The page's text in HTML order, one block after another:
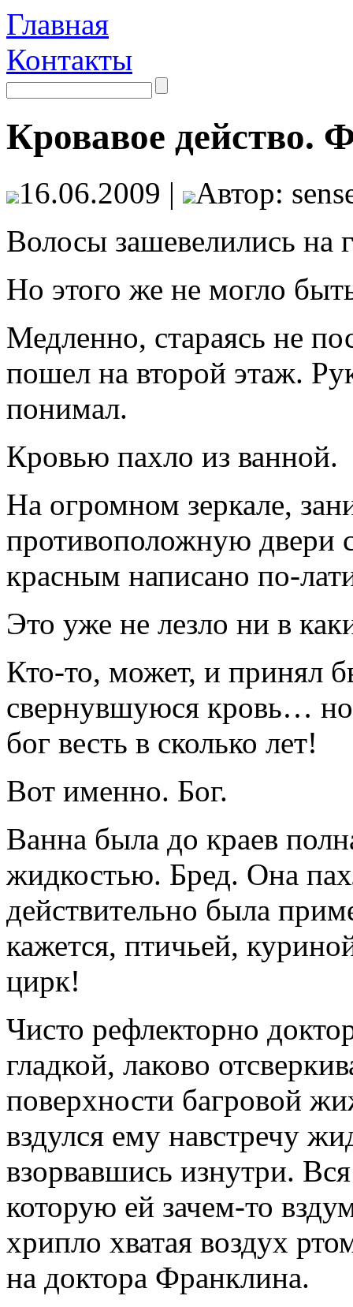
Главная
Контакты
Кровавое действо.
16.06.2009 |
Автор:
Волосы зашевелились на
Но этого же не могло
Медленно, стараясь не
пошел на второй этаж.
понимал.
Кровью пахло из ванной.
На огромном зеркале,
противоположную двери
красным написано по-
Это уже не лезло ни в
Кто-то, может, и принял
свернувшуюся кровь…
бог весть в сколько лет!
Вот именно. Бог.
Ванна была до краев
жидкостью. Бред. Она
действительно была
кажется, птичьей,
цирк!
Чисто рефлекторно
гладкой, лаково
поверхности багровой
вздулся ему навстречу
взорвавшись изнутри.
которую ей зачем-то
хрипло хватая воздух
на доктора Франклина.